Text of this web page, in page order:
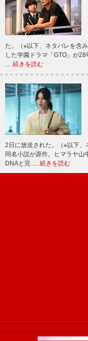
た。（※以下、ネタバレを含
した学園ドラマ「GTO」が
… 続きを読む
2日に放送された。（※以下
同名小説が原作。ヒマラヤ
DNAと完 … 続きを読む